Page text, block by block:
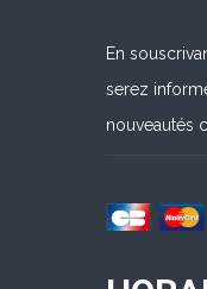
En
serez
nouveautés